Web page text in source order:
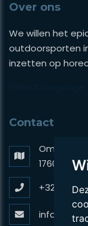
Over ons
We willen het
outdoorsporten
inzetten op
Contact
Omer De
1760
+32